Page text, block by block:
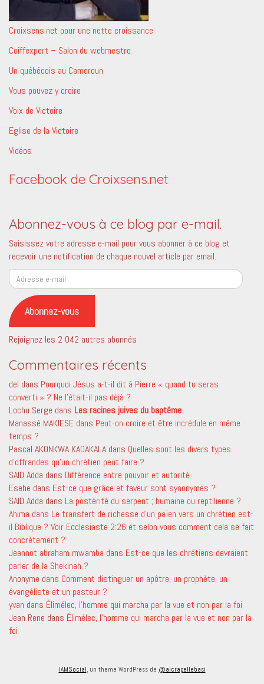
Croixsens.net pour une nette croissance
Coiffexpert – Salon du webmestre
Un québécois au Cameroun
Vous pouvez y croire
Voix de Victoire
Eglise de la Victoire
Vidéos
Facebook de Croixsens.net
Abonnez-vous à ce blog par e-mail.
Saisissez votre adresse e-mail pour vous abonner à ce blog et
recevoir une notification de chaque nouvel article par email.
Adresse
e-
mail
Abonnez-vous
Rejoignez les 2 042 autres abonnés
Commentaires récents
del dans Pourquoi Jésus a-t-il dit à Pierre « quand tu seras
converti » ? Ne l’était-il pas déjà ?
Lochu Serge dans Les racines juives du baptême
Manassé MAKIESE dans Peut-on croire et être incrédule en même
temps ?
Pascal AKONKWA KADAKALA dans Quelles sont les divers types
d’offrandes qu’un chrétien peut faire ?
SAID Adda dans Différence entre pouvoir et autorité
Esehe dans Est-ce que grâce et faveur sont synonymes ?
SAID Adda dans La postérité du serpent ; humaine ou reptilienne ?
Ahima dans Le transfert de richesse d’un païen vers un chrétien est-
il Biblique ? Voir Ecclesiaste 2:26 et selon vous comment cela se fait
concrètement ?
Jeannot abraham mwamba dans Est-ce que les chrétiens devraient
parler de la Shekinah ?
Anonyme dans Comment distinguer un apôtre, un prophète, un
évangéliste et un pasteur ?
yvan dans Élimélec, l’homme qui marcha par la vue et non par la foi
Jean Rene dans Élimélec, l’homme qui marcha par la vue et non par la
foi
IAMSocial , un theme WordPress de @aicragellebasi